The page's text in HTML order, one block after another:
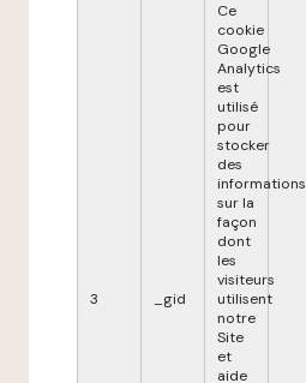
3 _gid
Ce
cookie
Google
Analytics
est
utilisé
pour
stocker
des
informations
sur la
façon
dont
les
visiteurs
utilisent
notre
Site
et
aide